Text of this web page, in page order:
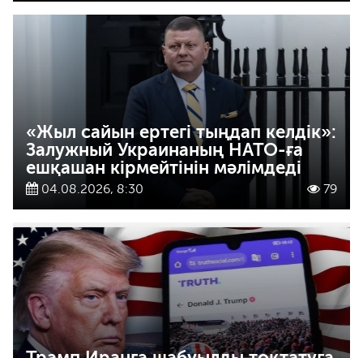
«Жыл сайын ертегі тыңдап келдік»:
Залужный Украинаның НАТО-ға
ешқашан кірмейтінін мәлімдеді
04.08.2026, 8:30 79